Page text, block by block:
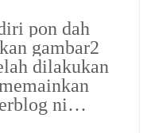
pon dah
gambar2
dilakukan
ni…